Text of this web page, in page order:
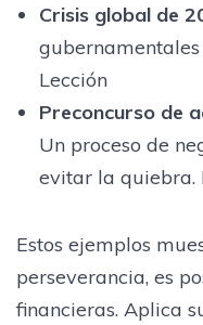
Crisis global de
Lección
Preconcurso de
Un proceso de
evitar la quiebra.
Estos ejemplos
perseverancia, es
financieras. Aplica